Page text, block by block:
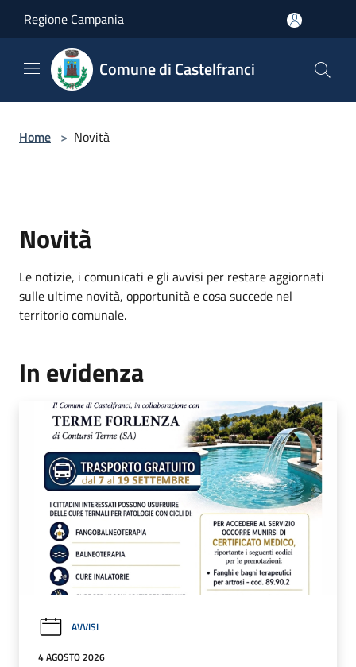
Regione Campania
Comune di Castelfranci
Home > Novità
Novità
Le notizie, i comunicati e gli avvisi per restare aggiornati
sulle ultime novità, opportunità e cosa succede nel
territorio comunale.
In evidenza
AVVISI
4 AGOSTO 2026